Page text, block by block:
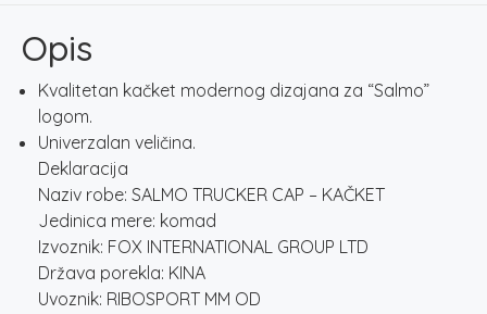
Opis
Kvalitetan kačket modernog dizajana za “Salmo”
logom.
Univerzalan veličina.
Deklaracija
Naziv robe: SALMO TRUCKER CAP – KAČKET
Jedinica mere: komad
Izvoznik: FOX INTERNATIONAL GROUP LTD
Država porekla: KINA
Uvoznik: RIBOSPORT MM OD